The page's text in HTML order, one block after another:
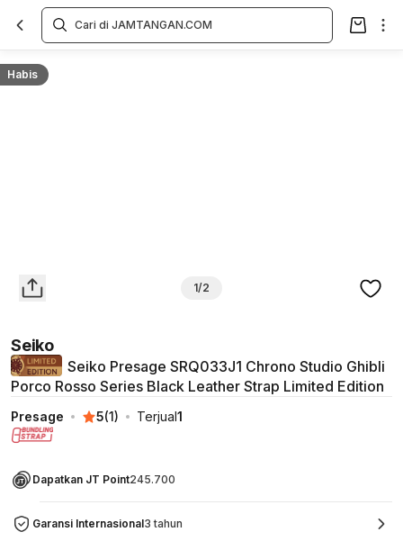
Habis
1/2
Seiko
Seiko Presage SRQ033J1 Chrono Studio Ghibli
Porco Rosso Series Black Leather Strap Limited Edition
Presage 5(1) Terjual1
Dapatkan JT Point245.700
Garansi Internasional3 tahun
Overview